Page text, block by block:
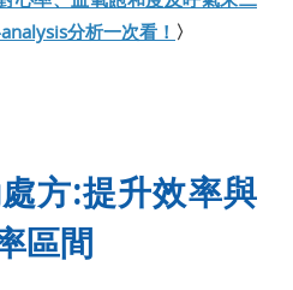
分析一次看！ 〉
方:提升效率與
區間